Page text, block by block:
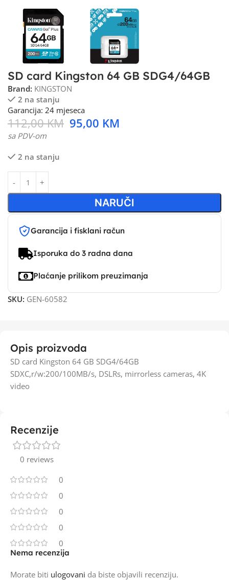
SD card Kingston 64 GB SDG4/64GB
Brand: KINGSTON
2 na stanju
Garancija: 24 mjeseca
112,00KM 95,00 KM
sa PDV-om
2 na stanju
NARUČI
Garancija i fisklani račun
Isporuka do 3 radna dana
Plaćanje prilikom preuzimanja
SKU: GEN-60582
Opis proizvoda
SD card Kingston 64 GB SDG4/64GB
SDXC,r/w:200/100MB/s, DSLRs, mirrorless cameras, 4K
video
Recenzije
0 reviews
0
0
0
0
0
Nema recenzija
Morate biti ulogovani da biste objavili recenziju.